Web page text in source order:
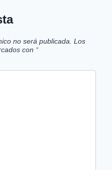
no será publicada. Los
con *